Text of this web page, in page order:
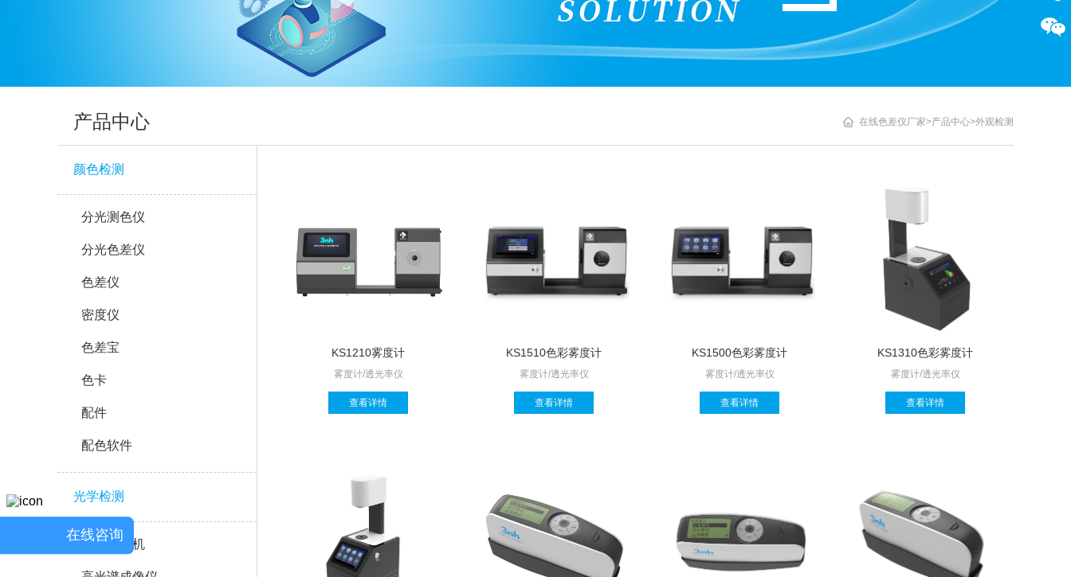
产品中心
颜色检测
分光测色仪
分光色差仪
色差仪
密度仪
色差宝
色卡
配件
配色软件
光学检测
高光谱相机
在线色差仪厂家>产品中心>外观检测
KS1210雾度计
雾度计/透光率仪
查看详情
KS1510色彩雾度计
雾度计/透光率仪
查看详情
KS1500色彩雾度计
雾度计/透光率仪
查看详情
KS1310色彩雾度计
雾度计/透光率仪
查看详情
在线咨询